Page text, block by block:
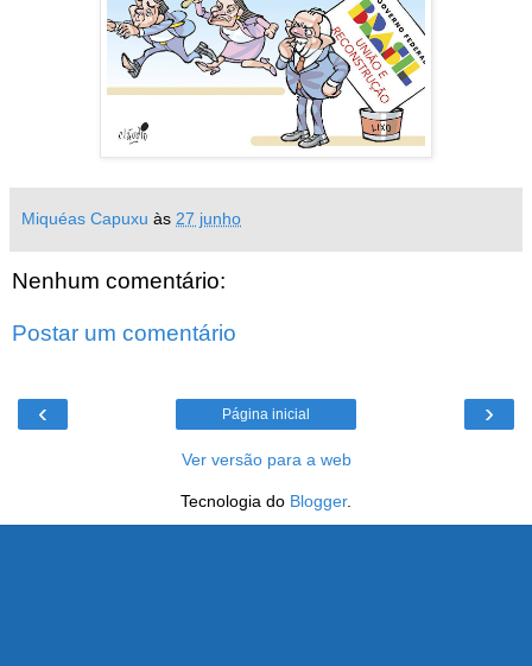
Miquéas Capuxu às 27 junho
Nenhum comentário:
Postar um comentário
‹ ›
Página inicial
Ver versão para a web
Tecnologia do Blogger.